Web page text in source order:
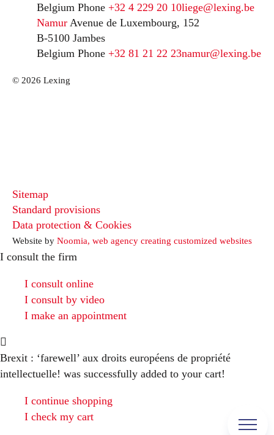
Belgium Phone +32 4 229 20 10liege@lexing.be
Namur Avenue de Luxembourg, 152
B-5100 Jambes
Belgium Phone +32 81 21 22 23namur@lexing.be
© 2026 Lexing
Sitemap
Standard provisions
Data protection & Cookies
Website by Noomia, web agency creating customized websites
I consult the firm
I consult online
I consult by video
I make an appointment
Brexit : ‘farewell’ aux droits européens de propriété
intellectuelle! was successfully added to your cart!
I continue shopping
I check my cart